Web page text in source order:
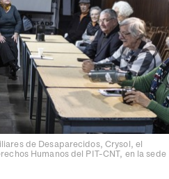
de Desaparecidos, Crysol, el
Humanos del PIT-CNT, en la sede